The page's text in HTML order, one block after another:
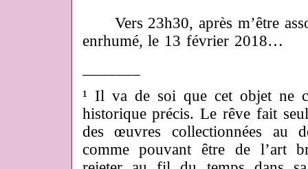
Vers 23h30, après m’être
enrhumé, le 13 février 2018…
¹ Il va de soi que cet objet ne
historique précis. Le rêve fait
des œuvres collectionnées au
comme pouvant être de l’art